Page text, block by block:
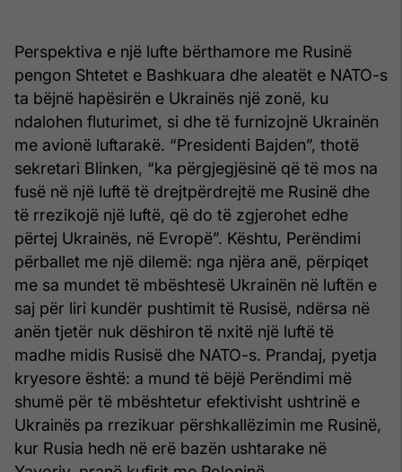
Perspektiva e një lufte bërthamore me Rusinë
pengon Shtetet e Bashkuara dhe aleatët e NATO-s
ta bëjnë hapësirën e Ukrainës një zonë, ku
ndalohen fluturimet, si dhe të furnizojnë Ukrainën
me avionë luftarakë. “Presidenti Bajden”, thotë
sekretari Blinken, “ka përgjegjësinë që të mos na
fusë në një luftë të drejtpërdrejtë me Rusinë dhe
të rrezikojë një luftë, që do të zgjerohet edhe
përtej Ukrainës, në Evropë”. Kështu, Perëndimi
përballet me një dilemë: nga njëra anë, përpiqet
me sa mundet të mbështesë Ukrainën në luftën e
saj për liri kundër pushtimit të Rusisë, ndërsa në
anën tjetër nuk dëshiron të nxitë një luftë të
madhe midis Rusisë dhe NATO-s. Prandaj, pyetja
kryesore është: a mund të bëjë Perëndimi më
shumë për të mbështetur efektivisht ushtrinë e
Ukrainës pa rrezikuar përshkallëzimin me Rusinë,
kur Rusia hedh në erë bazën ushtarake në